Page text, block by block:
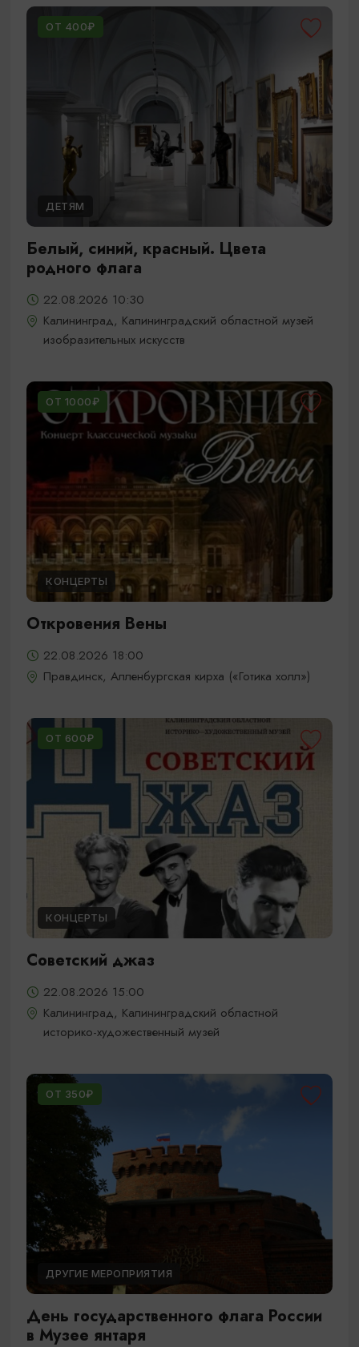
ОТ 400₽
ДЕТЯМ
Белый, синий, красный. Цвета
родного флага
22.08.2026 10:30
Калининград, Калининградский областной музей
изобразительных искусств
ОТ 1000₽
КОНЦЕРТЫ
Откровения Вены
22.08.2026 18:00
Правдинск, Алленбургская кирха («Готика холл»)
ОТ 600₽
КОНЦЕРТЫ
Советский джаз
22.08.2026 15:00
Калининград, Калининградский областной
историко-художественный музей
ОТ 350₽
ДРУГИЕ МЕРОПРИЯТИЯ
День государственного флага России
в Музее янтаря